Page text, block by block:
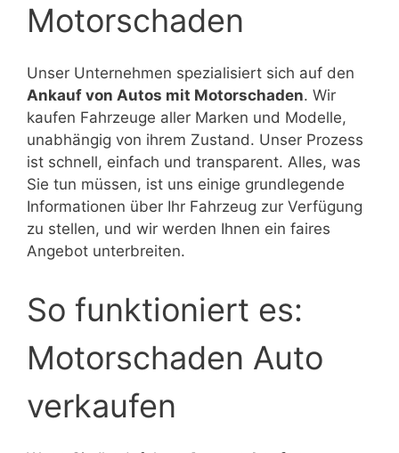
Motorschaden
Unser Unternehmen spezialisiert sich auf den
Ankauf von Autos mit Motorschaden. Wir
kaufen Fahrzeuge aller Marken und Modelle,
unabhängig von ihrem Zustand. Unser Prozess
ist schnell, einfach und transparent. Alles, was
Sie tun müssen, ist uns einige grundlegende
Informationen über Ihr Fahrzeug zur Verfügung
zu stellen, und wir werden Ihnen ein faires
Angebot unterbreiten.
So funktioniert es:
Motorschaden Auto
verkaufen